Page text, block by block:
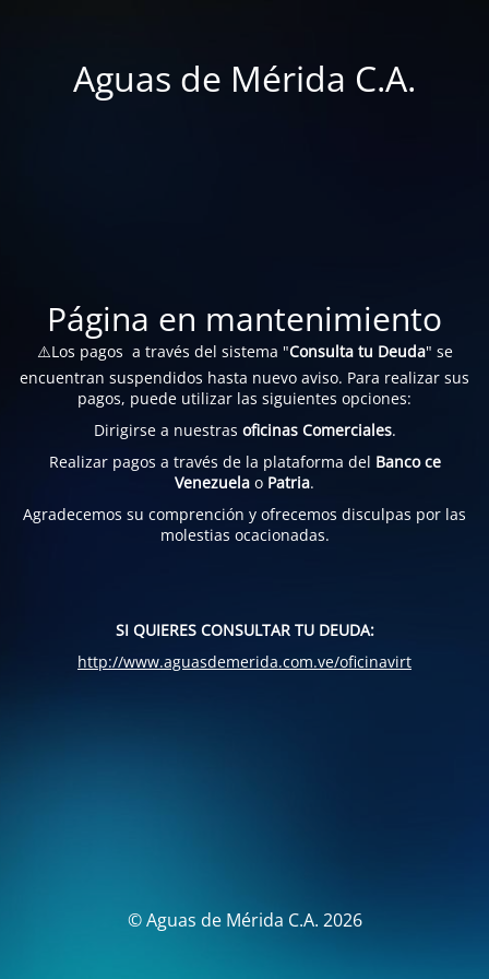
Aguas de Mérida C.A.
Página en mantenimiento
⚠️Los pagos a través del sistema "Consulta tu Deuda" se
encuentran suspendidos hasta nuevo aviso. Para realizar sus
pagos, puede utilizar las siguientes opciones:
Dirigirse a nuestras oficinas Comerciales.
Realizar pagos a través de la plataforma del Banco ce
Venezuela o Patria.
Agradecemos su comprención y ofrecemos disculpas por las
molestias ocacionadas.
SI QUIERES CONSULTAR TU DEUDA:
http://www.aguasdemerida.com.ve/oficinavirt
© Aguas de Mérida C.A. 2026